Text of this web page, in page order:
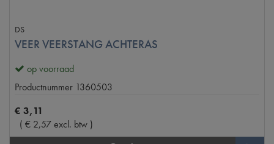
DS
VEER VEERSTANG ACHTERAS
op voorraad
Productnummer 1360503
€ 3,11
( € 2,57excl. btw )